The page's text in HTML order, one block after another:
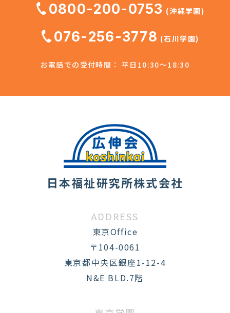
0800-200-0753 (沖縄学園)
076-256-3778 (石川学園)
お電話での受付時間： 平日10:30～18:30
日本福祉研究所株式会社
ADDRESS
東京Office
〒104-0061
東京都中央区銀座1-12-4
N&E BLD.7階